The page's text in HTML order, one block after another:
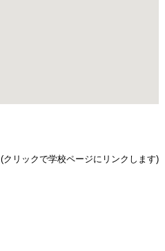
(クリックで学校ページにリンクします)